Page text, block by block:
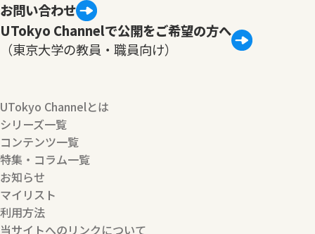
お問い合わせ
UTokyo Channelで公開をご希望の方へ
（東京大学の教員・職員向け）
UTokyo Channelとは
シリーズ一覧
コンテンツ一覧
特集・コラム一覧
お知らせ
マイリスト
利用方法
当サイトへのリンクについて